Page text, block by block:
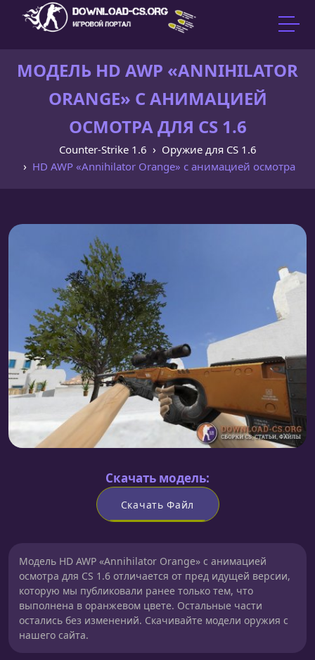
МОДЕЛЬ HD AWP «ANNIHILATOR
ORANGE» С АНИМАЦИЕЙ
ОСМОТРА ДЛЯ CS 1.6
Counter-Strike 1.6
Оружие для CS 1.6
HD AWP «Annihilator Orange» с анимацией осмотра
Скачать модель:
Скачать Файл
Модель HD AWP «Annihilator Orange» с анимацией
осмотра для CS 1.6 отличается от пред идущей версии,
которую мы публиковали ранее только тем, что
выполнена в оранжевом цвете. Остальные части
остались без изменений. Скачивайте модели оружия с
нашего сайта.